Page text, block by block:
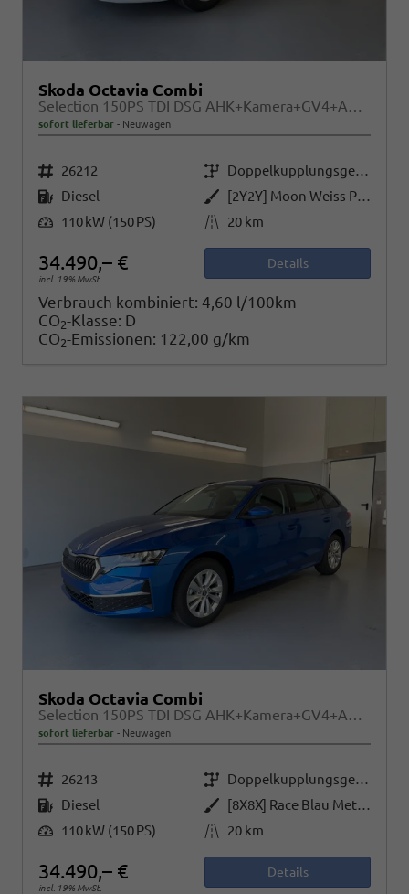
Skoda Octavia Combi
Selection 150PS TDI DSG AHK+Kamera+GV4+ACC+TravelAssist+Sunset+Alu+LightAssist
sofort lieferbar Neuwagen
Fahrzeugnr. 26212 Getriebe
Doppelkupplungsgetriebe (DSG)
Kraftstoff Diesel Außenfarbe
[2Y2Y] Moon Weiss Perleffekt
Leistung 110 kW (150 PS) Kilometerstand 20 km
34.490,– €
incl. 19% MwSt.
Details
Verbrauch kombiniert: 4,60 l/100km
CO2-Klasse: D
CO2-Emissionen: 122,00 g/km
Skoda Octavia Combi
Selection 150PS TDI DSG AHK+Kamera+GV4+ACC+TravelAssist+Sunset+Alu+LightAssist
sofort lieferbar Neuwagen
Fahrzeugnr. 26213 Getriebe
Doppelkupplungsgetriebe (DSG)
Kraftstoff Diesel Außenfarbe
[8X8X] Race Blau Metallic
Leistung 110 kW (150 PS) Kilometerstand 20 km
34.490,– €
incl. 19% MwSt.
Details